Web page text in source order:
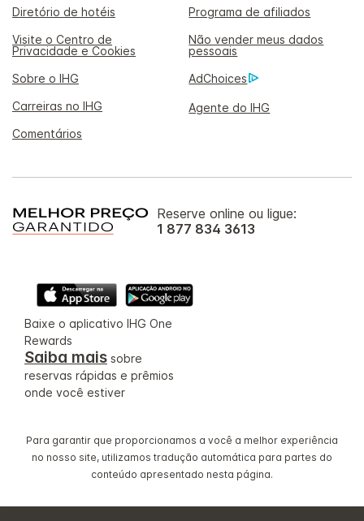
Diretório de hotéis
Programa de afiliados
Visite o Centro de
Privacidade e Cookies
Não vender meus dados
pessoais
Sobre o IHG
AdChoices
Carreiras no IHG
Agente do IHG
Comentários
Reserve online ou ligue:
1 877 834 3613
Baixe o aplicativo IHG One
Rewards
Saiba mais sobre
reservas rápidas e prêmios
onde você estiver
Para garantir que proporcionamos a você a melhor experiência
no nosso site, utilizamos tradução automática para partes do
conteúdo apresentado nesta página.